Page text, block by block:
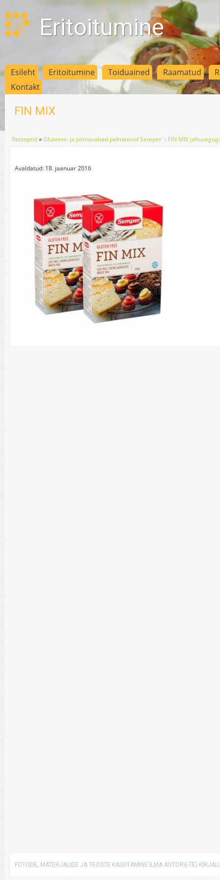
Eritoitumine
Esileht Eritoitumine Toiduained Raamatud
Kontakt
FIN MIX
Retseptid»Gluteeni- ja piimavabad pelmeenid Semper´i FIN MIX
Avaldatud: 18. jaanuar 2016
FOTODE, MATERJALIDE JA TEOSTE KASUTAMINE ILMA AUTORI(-TE)